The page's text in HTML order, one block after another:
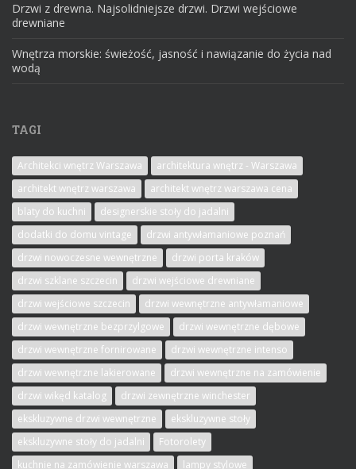
Drzwi z drewna. Najsolidniejsze drzwi. Drzwi wejściowe
drewniane
Wnętrza morskie: świeżość, jasność i nawiązanie do życia nad
wodą
TAGI
Architekci wnętrz Warszawa
architektura wnętrz - Warszawa
architekt wnętrz warszawa
architekt wnętrz warszawa cena
blaty do kuchni
designerskie stoły do jadalni
dodatki do domu vintage
drzwi antywłamaniowe poznań
drzwi nowoczesne wewnętrzne
drzwi porta kraków
drzwi szklane szczecin
drzwi wejściowe drewniane
drzwi wejściowe szczecin
drzwi wewnętrzne antywłamaniowe
drzwi wewnętrzne bezprzylgowe
drzwi wewnętrzne dębowe
drzwi wewnętrzne fornirowane
drzwi wewnętrzne intenso
drzwi wewnętrzne lakierowane
drzwi wewnętrzne na zamówienie
drzwi wikęd katalog
drzwi zewnętrzne winchester
ekskluzywne drzwi wewnętrzne
ekskluzywne stoły
ekskluzywne stoły do jadalni
Fotorolety
kuchnie na zamówienie warszawa
lampy stylowe